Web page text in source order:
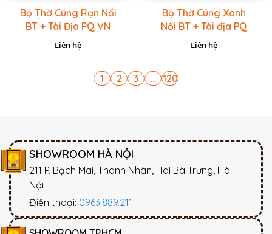
Bộ Thờ Cúng Rạn Nổi
BT + Tài Địa PQ VN
Vàng Caro
Liên hệ
Bộ Thờ Cúng Xanh
Nổi BT + Tài địa PQ
VN Xanh Lục
Liên hệ
1 2 3 ... 120
SHOWROOM HÀ NỘI
211 P. Bạch Mai, Thanh Nhàn, Hai Bà Trưng, Hà
Nội
Điện thoại: 0963.889.211